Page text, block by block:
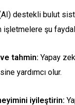
destekli bulut
şu
tahmin: Yapay
yardımcı olur.
iyileştirin: